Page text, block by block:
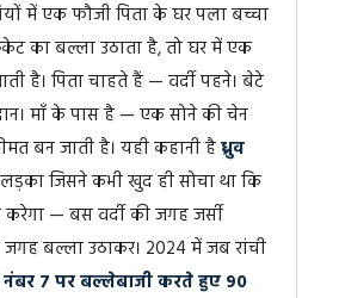
में एक फौजी पिता के घर पला बच्चा
का बल्ला उठाता है, तो घर में एक
है। पिता चाहते हैं — वर्दी पहने। बेटे
माँ के पास है — एक सोने की चेन
बन जाती है। यही कहानी हैध्रुव
जिसने कभी खुद ही सोचा था कि
— बस वर्दी की जगह जर्सी
बल्ला उठाकर। 2024 में जब रांची
नंबर 7 पर बल्लेबाजी करते हुए 90